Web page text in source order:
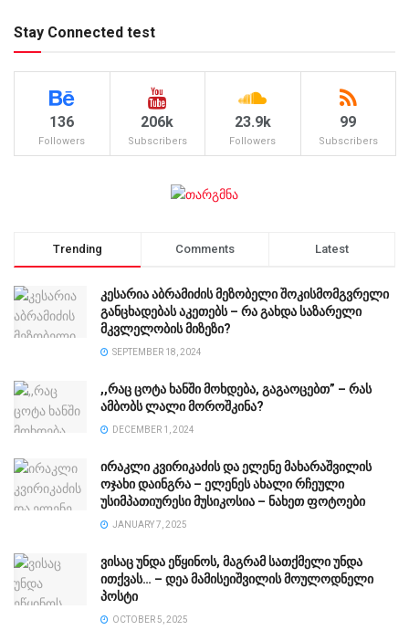
Stay Connected test
136
Followers
206k
Subscribers
23.9k
Followers
99
Subscribers
Trending Comments Latest
კესარია აბრამიძის მეზობელი შოკისმომგვრელი
განცხადებას აკეთებს – რა გახდა საზარელი
მკვლელობის მიზეზი?
SEPTEMBER 18, 2024
,,რაც ცოტა ხანში მოხდება, გაგაოცებთ” – რას
ამბობს ლალი მოროშკინა?
DECEMBER 1, 2024
ირაკლი კვირიკაძის და ელენე მახარაშვილის
ოჯახი დაინგრა – ელენეს ახალი რჩეული
უსიმპათიურესი მუსიკოსია – ნახეთ ფოტოები
JANUARY 7, 2025
ვისაც უნდა ეწყინოს, მაგრამ სათქმელი უნდა
ითქვას… – დეა მამისეიშვილის მოულოდნელი
პოსტი
OCTOBER 5, 2025